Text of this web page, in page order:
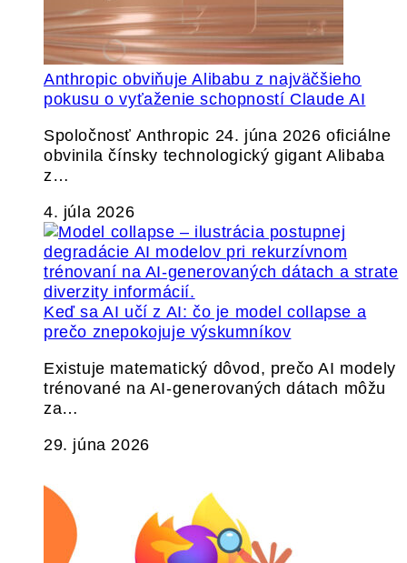
Anthropic obviňuje Alibabu z najväčšieho
pokusu o vyťaženie schopností Claude AI
Spoločnosť Anthropic 24. júna 2026 oficiálne
obvinila čínsky technologický gigant Alibaba
z…
4. júla 2026
Keď sa AI učí z AI: čo je model collapse a
prečo znepokojuje výskumníkov
Existuje matematický dôvod, prečo AI modely
trénované na AI-generovaných dátach môžu
za…
29. júna 2026